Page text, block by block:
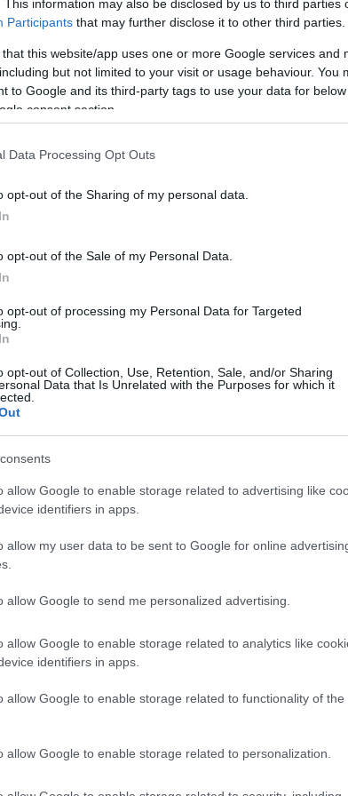
This information may also be disclosed by us to third parties
Participants that may further disclose it to other third parties.
that this website/app uses one or more Google services and
but not limited to your visit or usage behaviour. You
to Google and its third-party tags to use your data for
consent section.
Data Processing Opt Outs
opt-out of the Sharing of my personal data.
opt-out of the Sale of my Personal Data.
opt-out of processing my Personal Data for Targeted
opt-out of Collection, Use, Retention, Sale, and/or Sharing
Data that Is Unrelated with the Purposes for which it
allow Google to enable storage related to advertising like
identifiers in apps.
allow my user data to be sent to Google for online
allow Google to send me personalized advertising.
allow Google to enable storage related to analytics like
identifiers in apps.
allow Google to enable storage related to functionality of the
allow Google to enable storage related to personalization.
megfelelően történt.
festékkel fújták le a
szerdán festékkel fújták le a brit
kövét narancssárga foltok borítják. Két embert
büntetést is kaphatnak a
rongálnak
a zsebükbe kell majd nyúlniuk.
műemlék volt az
bontják az Agrárminisztérium Parlament melletti
számító épület védettségét, majd
Hadházy Ákos független képviselő
ez akkor is műemlékrombolás.
magánkézbe adása,
jelentette be
ad lehetőséget, amit kedden szavazott
kormánypárti többsége.